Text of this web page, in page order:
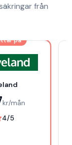
från
på
kr/mån
4/5